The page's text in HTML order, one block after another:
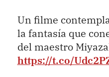
Un filme
la fantasía que
del maestro
https://t.co/